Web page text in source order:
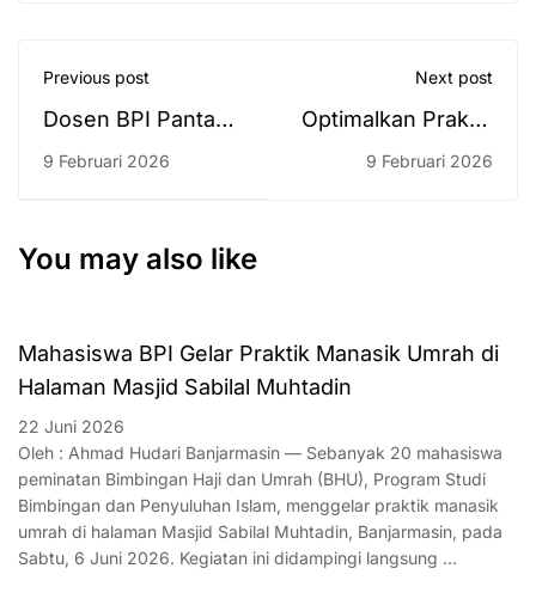
Previous post
Dosen BPI Pantau
Kesiapan
PPL di UPKK UIN
9 Februari 2026
Next post
Optimalkan Praktik
Lapangan, DPL BPI
9 Februari 2026
You may also like
Mahasiswa BPI Gelar Praktik Manasik Umrah di
Halaman Masjid Sabilal Muhtadin
22 Juni 2026
Oleh : Ahmad Hudari Banjarmasin — Sebanyak 20 mahasiswa
peminatan Bimbingan Haji dan Umrah (BHU), Program Studi
Bimbingan dan Penyuluhan Islam, menggelar praktik manasik
umrah di halaman Masjid Sabilal Muhtadin, Banjarmasin, pada
Sabtu, 6 Juni 2026. Kegiatan ini didampingi langsung …